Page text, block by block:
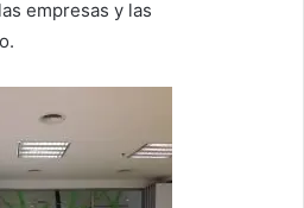
empresas y las